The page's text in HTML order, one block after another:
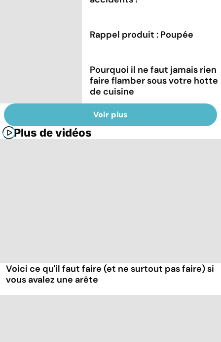
Rappel produit : Poupée
Pourquoi il ne faut jamais rien
faire flamber sous votre hotte
de cuisine
Voir plus
Plus de vidéos
Voici ce qu'il faut faire (et ne surtout pas faire) si
vous avalez une arête